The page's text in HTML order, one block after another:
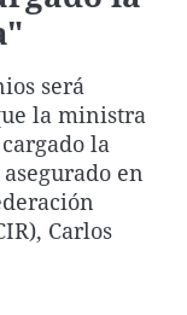
La rosa de los vientos
Como el perro y el
Caso
Equipo de
Viuda
Extremadura
La Rioja
Vasco
Virales
Elecciones
será
la ministra
la
en
Carlos